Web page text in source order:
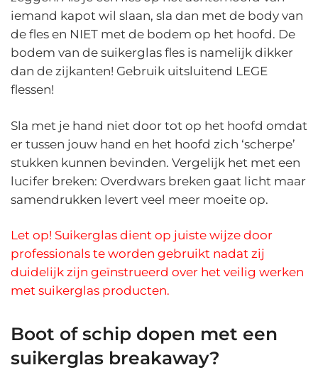
iemand kapot wil slaan, sla dan met de body van
de fles en NIET met de bodem op het hoofd. De
bodem van de suikerglas fles is namelijk dikker
dan de zijkanten! Gebruik uitsluitend LEGE
flessen!
Sla met je hand niet door tot op het hoofd omdat
er tussen jouw hand en het hoofd zich ‘scherpe’
stukken kunnen bevinden. Vergelijk het met een
lucifer breken: Overdwars breken gaat licht maar
samendrukken levert veel meer moeite op.
Let op! Suikerglas dient op juiste wijze door
professionals te worden gebruikt nadat zij
duidelijk zijn geïnstrueerd over het veilig werken
met suikerglas producten.
Boot of schip dopen met een
suikerglas breakaway?